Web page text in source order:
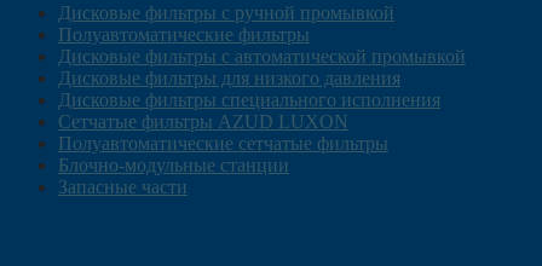
Дисковые фильтры с ручной промывкой
Полуавтоматические фильтры
Дисковые фильтры с автоматической промывкой
Дисковые фильтры для низкого давления
Дисковые фильтры специального исполнения
Сетчатые фильтры AZUD LUXON
Полуавтоматические сетчатые фильтры
Блочно-модульные станции
Запасные части